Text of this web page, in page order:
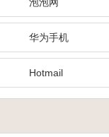
华为手机
Hotmail